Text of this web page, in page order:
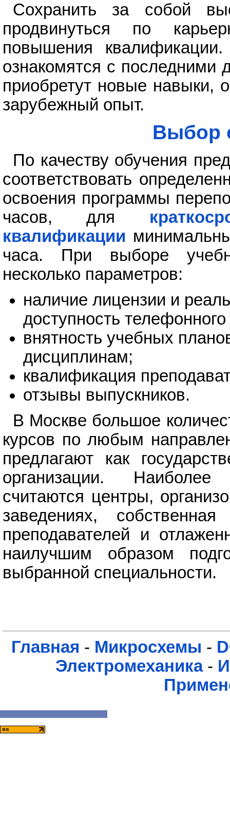
Сохранить за собой
продвинуться по
повышения
ознакомятся с последними
приобретут новые навыки,
зарубежный опыт.
Выбор
По качеству обучения
соответствовать
освоения программы
часов, для
квалификации
часа. При выборе
несколько параметров:
наличие лицензии и
доступность телефонного
внятность учебных
дисциплинам;
квалификация
отзывы выпускников.
В Москве большое
курсов по любым
предлагают как
организации. Наиболее
считаются центры,
заведениях,
преподавателей и
наилучшим образом
выбранной специальности.
Главная - Микросхемы -
Электромеханика-